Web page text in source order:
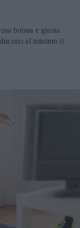
buona e giusta
al minimo il